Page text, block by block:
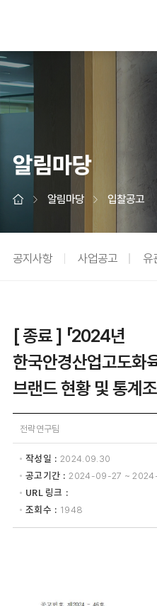
알림마당
알림마당 입찰공고
공지사항 사업공고 유
[ 종료 ] 「2024년
한국안경산업고도화
브랜드 현황 및 통계
전략연구팀
작성일 2024.09.30
공고기간 2024-09-27 ~
URL 링크
조회수
1948